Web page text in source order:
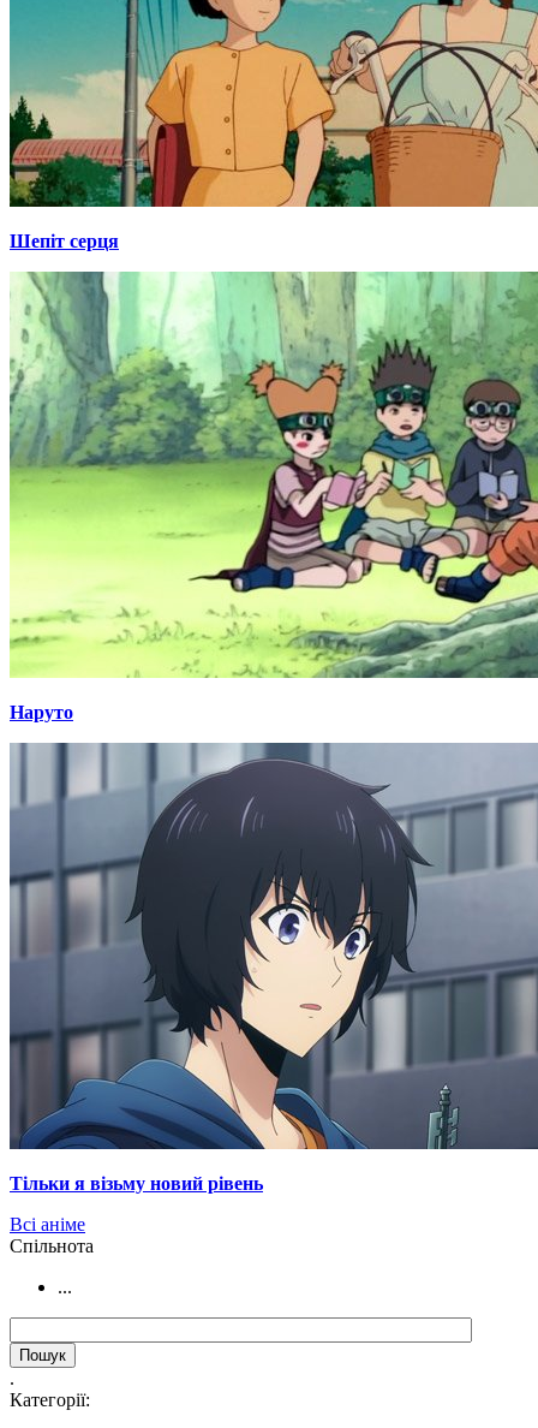
Шепіт серця
Наруто
Тільки я візьму новий рівень
Всі аніме
Cпільнота
...
.
Категорії: